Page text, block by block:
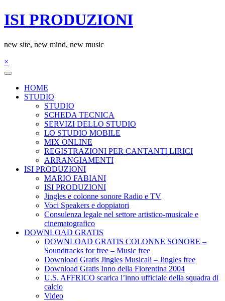
Salta
al
ISI PRODUZIONI
new site, new mind, new music
×
HOME
STUDIO
STUDIO
SCHEDA TECNICA
SERVIZI DELLO STUDIO
LO STUDIO MOBILE
MIX ONLINE
REGISTRAZIONI PER CANTANTI LIRICI
ARRANGIAMENTI
ISI PRODUZIONI
MARIO FABIANI
ISI PRODUZIONI
Jingles e colonne sonore Radio e TV
Voci Speakers e doppiatori
Consulenza legale nel settore artistico-musicale e
cinematografico
DOWNLOAD GRATIS
DOWNLOAD GRATIS COLONNE SONORE –
Soundtracks for free – Music free
Download Gratis Jingles Musicali – Jingles free
Download Gratis Inno della Fiorentina 2004
U.S. AFFRICO scarica l’inno ufficiale della squadra di
calcio
Video